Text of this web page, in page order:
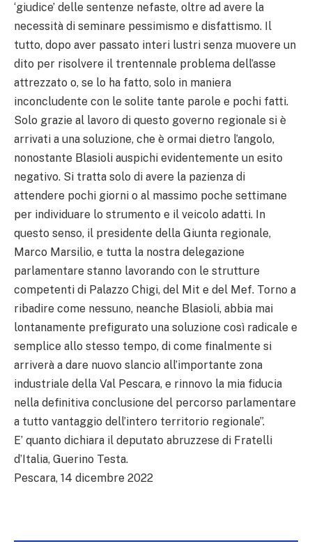
‘giudice’ delle sentenze nefaste, oltre ad avere la
necessità di seminare pessimismo e disfattismo. Il
tutto, dopo aver passato interi lustri senza muovere un
dito per risolvere il trentennale problema dell’asse
attrezzato o, se lo ha fatto, solo in maniera
inconcludente con le solite tante parole e pochi fatti.
Solo grazie al lavoro di questo governo regionale si è
arrivati a una soluzione, che è ormai dietro l’angolo,
nonostante Blasioli auspichi evidentemente un esito
negativo. Si tratta solo di avere la pazienza di
attendere pochi giorni o al massimo poche settimane
per individuare lo strumento e il veicolo adatti. In
questo senso, il presidente della Giunta regionale,
Marco Marsilio, e tutta la nostra delegazione
parlamentare stanno lavorando con le strutture
competenti di Palazzo Chigi, del Mit e del Mef. Torno a
ribadire come nessuno, neanche Blasioli, abbia mai
lontanamente prefigurato una soluzione così radicale e
semplice allo stesso tempo, di come finalmente si
arriverà a dare nuovo slancio all’importante zona
industriale della Val Pescara, e rinnovo la mia fiducia
nella definitiva conclusione del percorso parlamentare
a tutto vantaggio dell’intero territorio regionale”.
E’ quanto dichiara il deputato abruzzese di Fratelli
d’Italia, Guerino Testa.
Pescara, 14 dicembre 2022